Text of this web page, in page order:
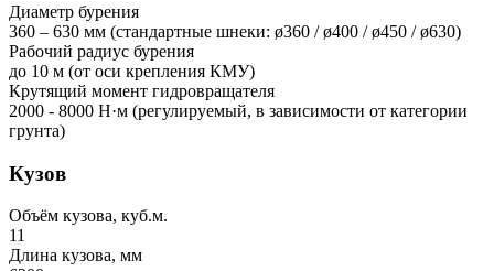
Диаметр бурения
360 – 630 мм (стандартные шнеки: ø360 / ø400 / ø450 / ø630)
Рабочий радиус бурения
до 10 м (от оси крепления КМУ)
Крутящий момент гидровращателя
2000 - 8000 Н·м (регулируемый, в зависимости от категории
грунта)
Кузов
Объём кузова, куб.м.
11
Длина кузова, мм